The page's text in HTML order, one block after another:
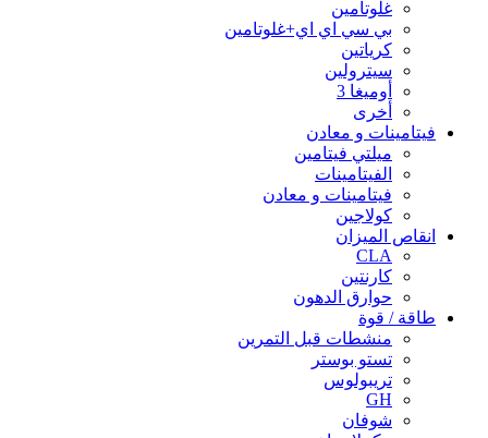
غلوتامين
بي سي اي اي+غلوتامين
كرياتين
سيترولين
أوميغا 3
أخرى
فيتامينات و معادن
ميلتي فيتامين
الفيتامينات
فيتامينات و معادن
كولاجين
انقاص الميزان
CLA
كارنتين
حوارق الدهون
طاقة / قوة
منشطات قبل التمرين
تستو بوستر
تريبولوس
GH
شوفان